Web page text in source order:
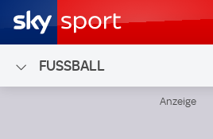
FUSSBALL